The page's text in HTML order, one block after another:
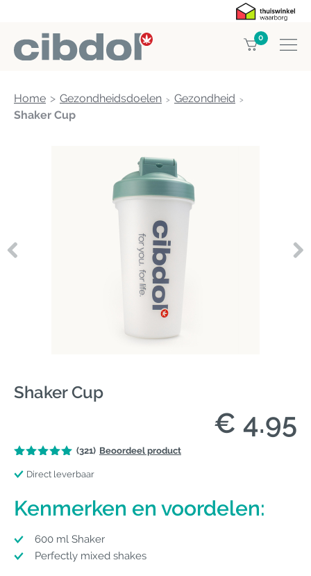
0
Home Gezondheidsdoelen
Gezondheid
Shaker Cup
Shaker Cup
€ 4.95
(321) Beoordeel product
Direct leverbaar
Kenmerken en voordelen:
600 ml Shaker
Perfectly mixed shakes